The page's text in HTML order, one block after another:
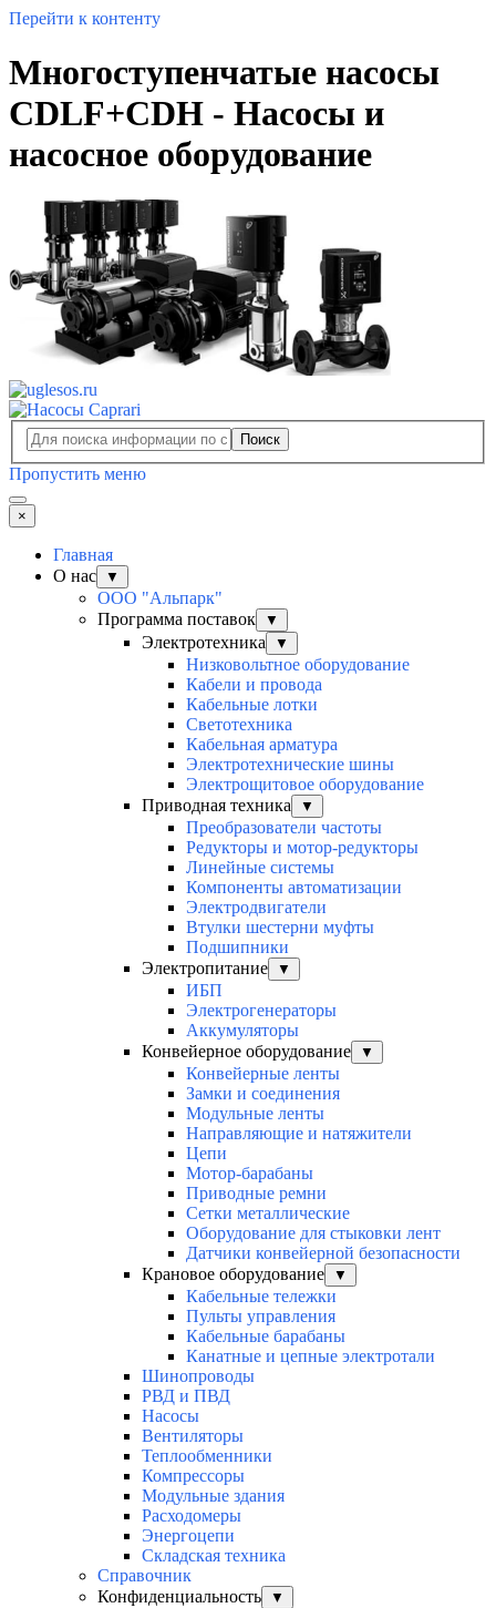
Перейти к контенту
Многоступенчатые насосы
CDLF+CDH - Насосы и
насосное оборудование
Поиск
Пропустить меню
×
Главная
О нас
▼
ООО "Альпарк"
Программа поставок
▼
Электротехника ▼
Низковольтное оборудование
Кабели и провода
Кабельные лотки
Светотехника
Кабельная арматура
Электротехнические шины
Электрощитовое оборудование
Приводная техника
▼
Преобразователи частоты
Редукторы и мотор-редукторы
Линейные системы
Компоненты автоматизации
Электродвигатели
Втулки шестерни муфты
Подшипники
Электропитание
▼
ИБП
Электрогенераторы
Аккумуляторы
Конвейерное оборудование
▼
Конвейерные ленты
Замки и соединения
Модульные ленты
Направляющие и натяжители
Цепи
Мотор-барабаны
Приводные ремни
Сетки металлические
Оборудование для стыковки лент
Датчики конвейерной безопасности
Крановое оборудование
▼
Кабельные тележки
Пульты управления
Кабельные барабаны
Канатные и цепные электротали
Шинопроводы
РВД и ПВД
Насосы
Вентиляторы
Теплообменники
Компрессоры
Модульные здания
Расходомеры
Энергоцепи
Складская техника
Справочник
Конфиденциальность
▼